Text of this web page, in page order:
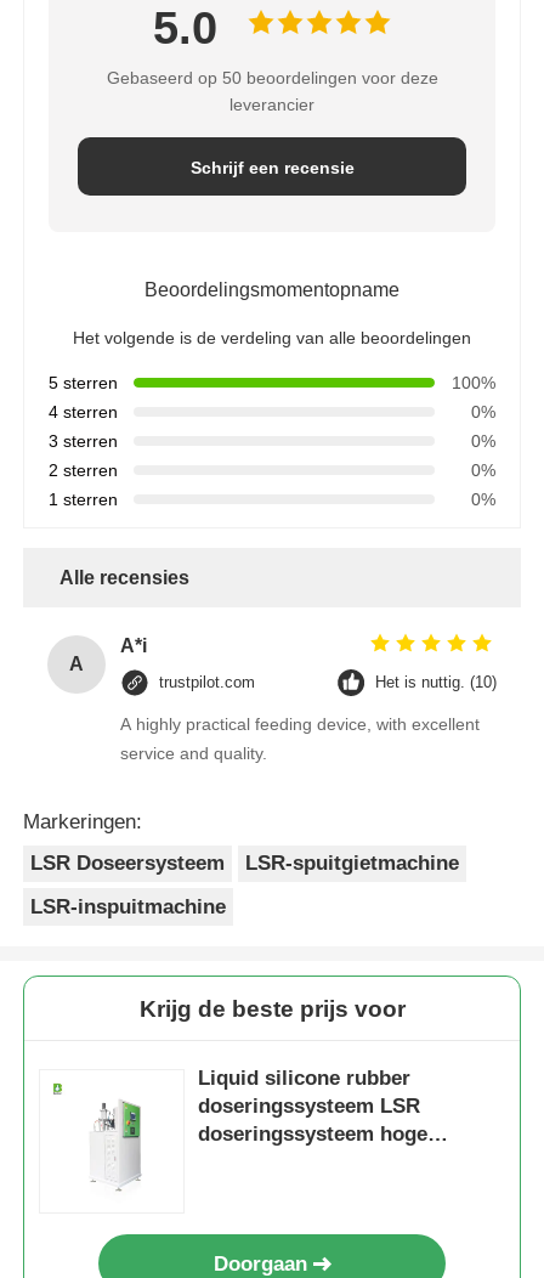
5.0
Gebaseerd op 50 beoordelingen voor deze
leverancier
Schrijf een recensie
Beoordelingsmomentopname
Het volgende is de verdeling van alle beoordelingen
5 sterren
100%
4 sterren
0%
3 sterren
0%
2 sterren
0%
1 sterren
0%
Alle recensies
A
A*i
trustpilot.com Het is nuttig. (10)
A highly practical feeding device, with excellent
service and quality.
Markeringen:
LSR Doseersysteem
LSR-spuitgietmachine
LSR-inspuitmachine
Krijg de beste prijs voor
Liquid silicone rubber
doseringssysteem LSR
doseringssysteem hoge
Doorgaan